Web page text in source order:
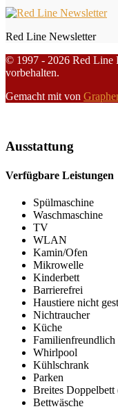
Red Line Newsletter
© 1997 - 2026 Red Line
vorbehalten.
Gemacht mit von
Ausstattung
Verfügbare Leistungen
Spülmaschine
Waschmaschine
TV
WLAN
Kamin/Ofen
Mikrowelle
Kinderbett
Barrierefrei
Haustiere nicht
Nichtraucher
Küche
Familienfreundlich
Whirlpool
Kühlschrank
Parken
Breites
Bettwäsche